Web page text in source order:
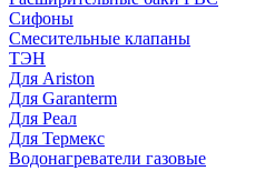
Сифоны
Смесительные клапаны
ТЭН
Для Ariston
Для Garanterm
Для Реал
Для Термекс
Водонагреватели газовые